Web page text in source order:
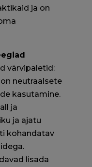
ja on
värvipaletid:
neutraalsete
kasutamine.
ja
ja ajatu
kohandatav
lisada